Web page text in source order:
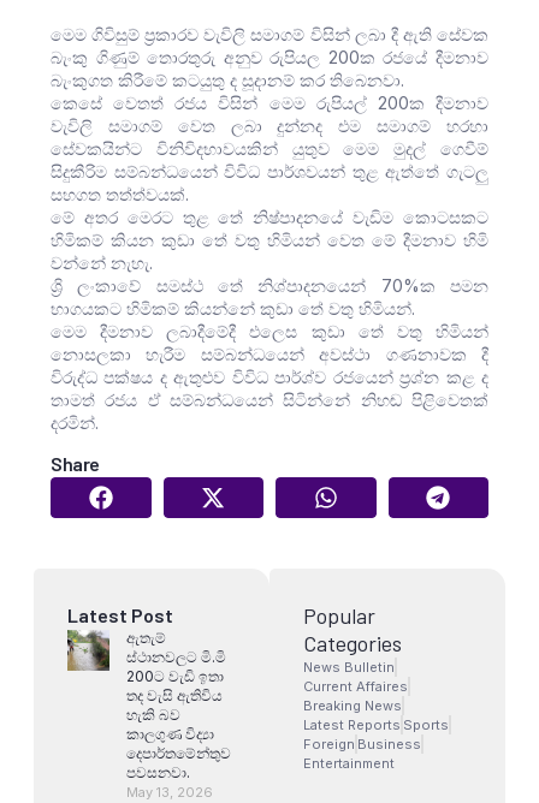
මෙම ගිවිසුම් ප්‍රකාරව වැවිලි සමාගම් විසින් ලබා දී ඇති සේවක
බැංකු ගිණුම් තොරතුරු අනුව රුපියල 200ක රජයේ දීමනාව
බැංකුගත කිරීමේ කටයුතු ද සූදානම් කර තිබෙනවා.
කෙසේ වෙතත් රජය විසින් මෙම රුපියල් 200ක දීමනාව
වැවිලි සමාගම් වෙත ලබා දුන්නද එම සමාගම් හරහා
සේවකයින්ට විනිවිදභාවයකින් යුතුව මෙම මුදල් ගෙවීම්
සිදුකීරිම සම්බන්ධයෙන් විවිධ පාර්ශවයන් තුළ ඇත්තේ ගැටලු
සහගත තත්ත්වයක්.
මේ අතර මෙරට තුළ තේ නිෂ්පාදනයේ වැඩිම කොටසකට
හිමිකම් කියන කුඩා තේ වතු හිමියන් වෙත මේ දීමනාව හිමි
වන්නේ නැහැ.
ශ්‍රි ලංකාවේ සමස්ථ තේ නිශ්පාදනයෙන් 70%ක පමන
භාගයකට හිමිකම් කියන්නේ කුඩා තේ වතු හිමියන්.
මෙම දීමනාව ලබාදීමේදී එලෙස කුඩා තේ වතු හිමියන්
නොසලකා හැරීම සම්බන්ධයෙන් අවස්ථා ගණනාවක දී
විරුද්ධ පක්ෂය ද ඇතුළුව විවිධ පාර්ශ්ව රජයෙන් ප්‍රශ්න කළ ද
තාමත් රජය ඒ සම්බන්ධයෙන් සිටින්නේ නිහඬ පිළිවෙතක්
දරමින්.
Share
Latest Post
ඇතැම්
ස්ථානවලට මි.මි
200ට වැඩි ඉතා
තද වැසි ඇතිවිය
හැකි බව
කාලගුණ විද්‍යා
දෙපාර්තමේන්තුව
පවසනවා.
May 13, 2026
Popular
Categories
News Bulletin
Current Affaires
Breaking News
Latest Reports Sports
Foreign Business
Entertainment